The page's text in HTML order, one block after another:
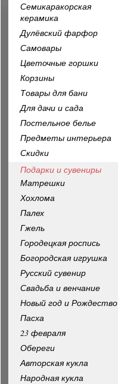
Семикаракорская
керамика
Дулёвский фарфор
Самовары
Цветочные горшки
Корзины
Товары для бани
Для дачи и сада
Постельное белье
Предметы интерьера
Скидки
Подарки и сувениры
Матрешки
Хохлома
Палех
Гжель
Городецкая роспись
Богородская игрушка
Русский сувенир
Свадьба и венчание
Новый год и Рождество
Пасха
23 февраля
Обереги
Авторская кукла
Народная кукла